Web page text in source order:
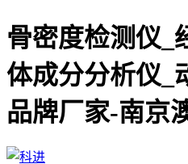
骨密度检测仪_
体成分分析仪_
品牌厂家-南京